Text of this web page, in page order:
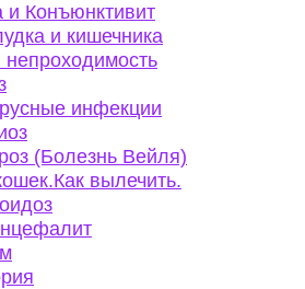
и Конъюнктивит
и кишечника
инфекции
(Болезнь Вейля)
вылечить.